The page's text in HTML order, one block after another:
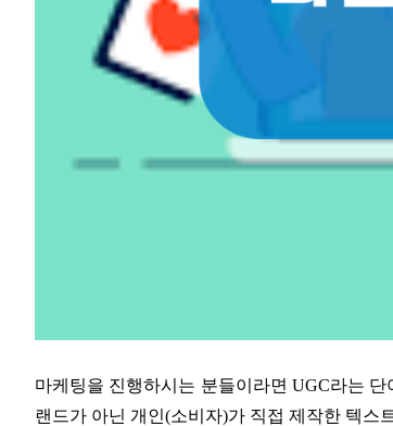
마케팅을 진행하시는 분들이라면 UGC라는 단
랜드가 아닌 개인(소비자)가 직접 제작한 텍스